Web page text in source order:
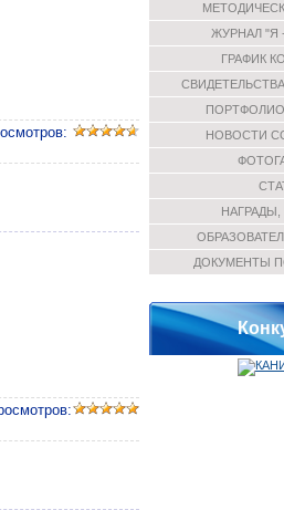
ЖУРНАЛ "Я
ГРАФИК
ПОРТФОЛИО
НОВОСТИ
ДОКУМЕНТЫ